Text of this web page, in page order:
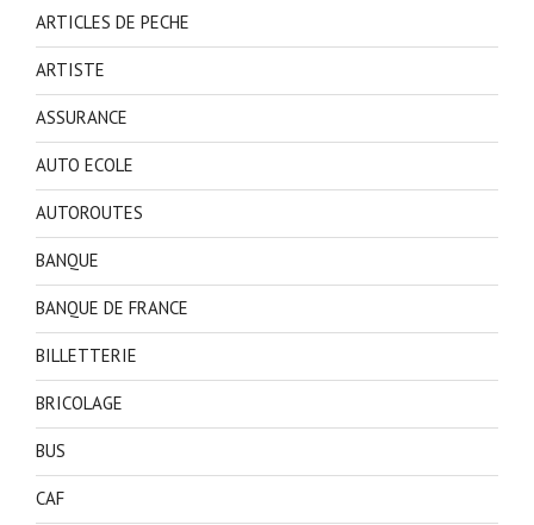
ARTICLES DE PECHE
ARTISTE
ASSURANCE
AUTO ECOLE
AUTOROUTES
BANQUE
BANQUE DE FRANCE
BILLETTERIE
BRICOLAGE
BUS
CAF